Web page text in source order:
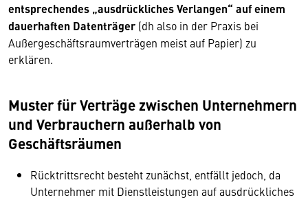
entsprechendes „ausdrückliches Verlangen“ auf einem
dauerhaften Datenträger (dh also in der Praxis bei
Außergeschäftsraumverträgen meist auf Papier) zu
erklären.
Muster für Verträge zwischen Unternehmern
und Verbrauchern außerhalb von
Geschäftsräumen
Rücktrittsrecht besteht zunächst, entfällt jedoch, da
Unternehmer mit Dienstleistungen auf ausdrückliches